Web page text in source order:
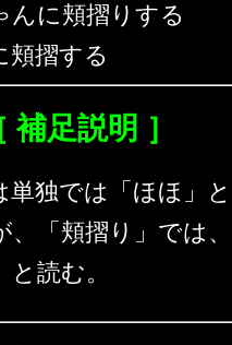
んに頬摺りする
頬摺する
補足説明 ］
単独では「ほほ」と
、「頬摺り」では、
と読む。